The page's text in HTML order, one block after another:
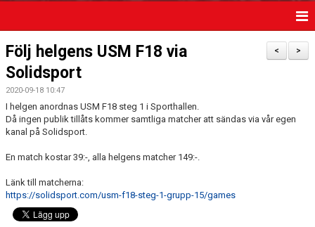
HEM
NYHETER
KALENDER
MATCHER
MEDLEMSAVGIFTER 2026/2027
>
<
Följ helgens USM F18 via
Solidsport
2020-09-18 10:47
I helgen anordnas USM F18 steg 1 i Sporthallen.
Då ingen publik tillåts kommer samtliga matcher att sändas via vår egen
kanal på Solidsport.
En match kostar 39:-, alla helgens matcher 149:-.
Länk till matcherna:
https://solidsport.com/usm-f18-steg-1-grupp-15/games